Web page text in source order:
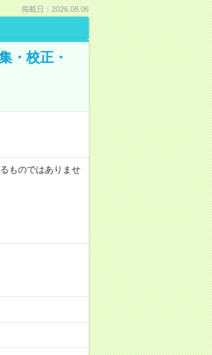
掲載日：2026.08.06
・校正・
ものではありませ